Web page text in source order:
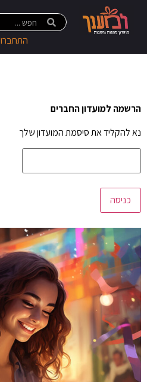
התחברו
הרשמה למועדון החברים
נא להקליד את סיסמת המועדון שלך